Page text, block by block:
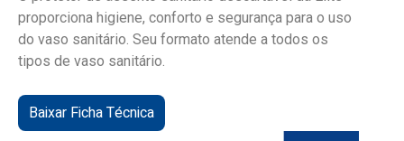
proporciona higiene, conforto e segurança para o uso
do vaso sanitário. Seu formato atende a todos os
tipos de vaso sanitário.
Baixar Ficha Técnica